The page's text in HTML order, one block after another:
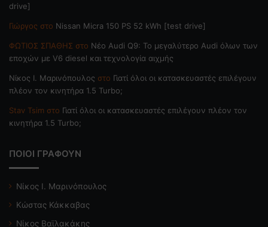
drive]
Γιώργος στο Nissan Micra 150 PS 52 kWh [test drive]
ΦΩΤΙΟΣ ΣΠΑΘΗΣ στο Νέο Audi Q9: Το μεγαλύτερο Audi όλων των
εποχών με V6 diesel και τεχνολογία αιχμής
Nίκος Ι. Mαρινόπουλος στο Γιατί όλοι οι κατασκευαστές επιλέγουν
πλέον τον κινητήρα 1.5 Turbo;
Stav Tsim στο Γιατί όλοι οι κατασκευαστές επιλέγουν πλέον τον
κινητήρα 1.5 Turbo;
ΠΟΙΟΙ ΓΡΑΦΟΥΝ
Νίκος Ι. Μαρινόπουλος
Κώστας Κάκκαβας
Νίκος Βαϊλακάκης